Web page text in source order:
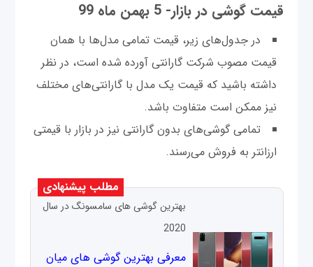
قیمت گوشی در بازار- 5 بهمن ماه 99
در جدول‌های زیر، قیمت تمامی مدل‌ها با همان
قیمت مصوب شرکت گارانتی آورده شده است، در نظر
داشته باشید که قیمت یک مدل با گارانتی‌های مختلف
نیز ممکن است متفاوت باشد.
تمامی گوشی‌های بدون گارانتی نیز در بازار با قیمتی
ارزانتر به فروش می‌رسند.
مطلب پیشنهادی
بهترین گوشی های سامسونگ در سال
2020
معرفی بهترین گوشی های میان